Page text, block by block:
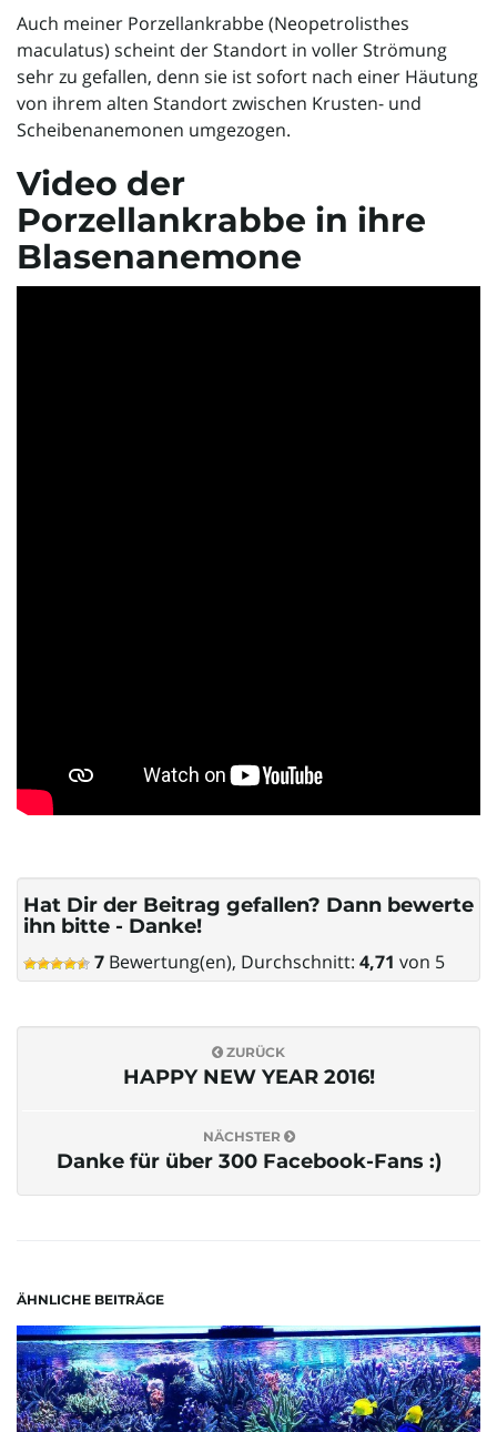
i
Auch meiner Porzellankrabbe (Neopetrolisthes
maculatus) scheint der Standort in voller Strömung
sehr zu gefallen, denn sie ist sofort nach einer Häutung
von ihrem alten Standort zwischen Krusten- und
Scheibenanemonen umgezogen.
Video der
Porzellankrabbe in ihre
Blasenanemone
Hat Dir der Beitrag gefallen? Dann bewerte
ihn bitte - Danke!
7 Bewertung(en), Durchschnitt: 4,71 von 5
ZURÜCK
HAPPY NEW YEAR 2016!
NÄCHSTER
Danke für über 300 Facebook-Fans :)
ÄHNLICHE BEITRÄGE